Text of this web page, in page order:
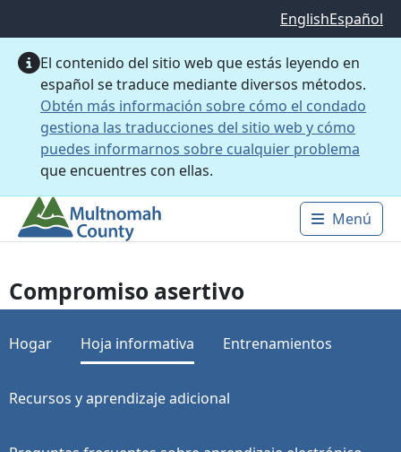
EnglishEspañol
El contenido del sitio web que estás leyendo en
español se traduce mediante diversos métodos.
Obtén más información sobre cómo el condado
gestiona las traducciones del sitio web y cómo
puedes informarnos sobre cualquier problema
que encuentres con ellas.
Main
Menú
Compromiso asertivo
Hogar Hoja informativa Entrenamientos
Recursos y aprendizaje adicional